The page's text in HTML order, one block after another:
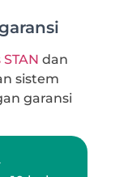
dan
sistem
garansi